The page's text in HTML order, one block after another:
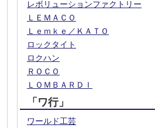
レボリューションファクトリー
ＬＥＭＡＣＯ
Ｌｅｍｋｅ／ＫＡＴＯ
ロックタイト
ロクハン
ＲＯＣＯ
ＬＯＭＢＡＲＤＩ
「ワ行」
ワールド工芸